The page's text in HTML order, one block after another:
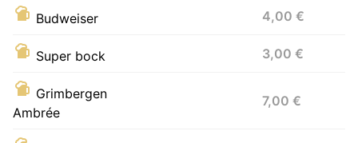
Budweiser 4,00 €
Super bock 3,00 €
Grimbergen
Ambrée
7,00 €